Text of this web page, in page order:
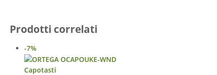
Prodotti correlati
-7%
Capotasti